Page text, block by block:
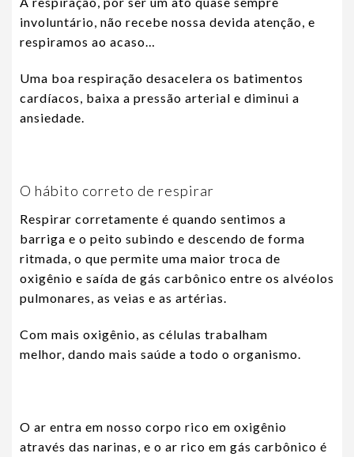
involuntário, não recebe nossa devida atenção, e
respiramos ao acaso…
Uma boa respiração desacelera os batimentos
cardíacos, baixa a pressão arterial e diminui a
ansiedade.
O hábito correto de respirar
Respirar corretamente é quando sentimos a
barriga e o peito subindo e descendo de forma
ritmada, o que permite uma maior troca de
oxigênio e saída de gás carbônico entre os alvéolos
pulmonares, as veias e as artérias.
Com mais oxigênio, as células trabalham
melhor, dando mais saúde a todo o organismo.
O ar entra em nosso corpo rico em oxigênio
através das narinas, e o ar rico em gás carbônico é